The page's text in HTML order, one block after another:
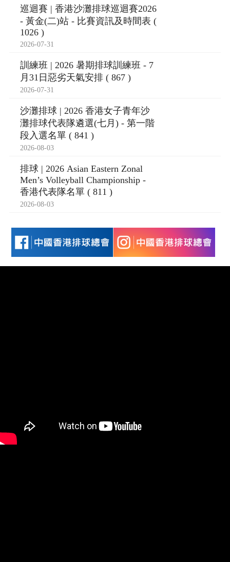
巡迴賽 | 香港沙灘排球巡迴賽2026
- 黃金(二)站 - 比賽資訊及時間表 (
1026 )
2026-07-31
訓練班 | 2026 暑期排球訓練班 - 7
月31日惡劣天氣安排 ( 867 )
2026-07-31
沙灘排球 | 2026 香港女子青年沙
灘排球代表隊遴選(七月) - 第一階
段入選名單 ( 841 )
2026-08-03
排球 | 2026 Asian Eastern Zonal
Men’s Volleyball Championship -
香港代表隊名單 ( 811 )
2026-08-03